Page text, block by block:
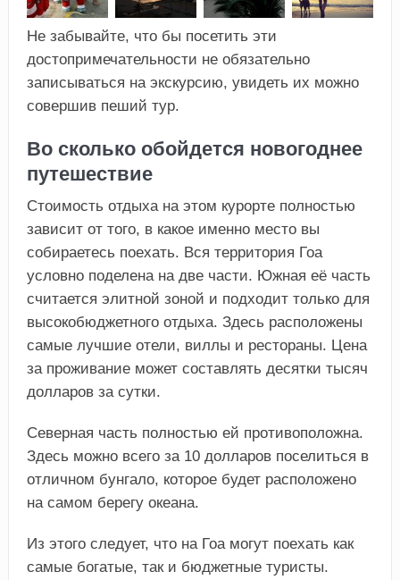
Не забывайте, что бы посетить эти
достопримечательности не обязательно
записываться на экскурсию, увидеть их можно
совершив пеший тур.
Во сколько обойдется новогоднее
путешествие
Стоимость отдыха на этом курорте полностью
зависит от того, в какое именно место вы
собираетесь поехать. Вся территория Гоа
условно поделена на две части. Южная её часть
считается элитной зоной и подходит только для
высокобюджетного отдыха. Здесь расположены
самые лучшие отели, виллы и рестораны. Цена
за проживание может составлять десятки тысяч
долларов за сутки.
Северная часть полностью ей противоположна.
Здесь можно всего за 10 долларов поселиться в
отличном бунгало, которое будет расположено
на самом берегу океана.
Из этого следует, что на Гоа могут поехать как
самые богатые, так и бюджетные туристы.